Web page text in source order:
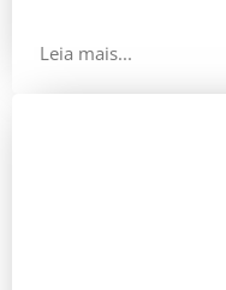
Leia mais...